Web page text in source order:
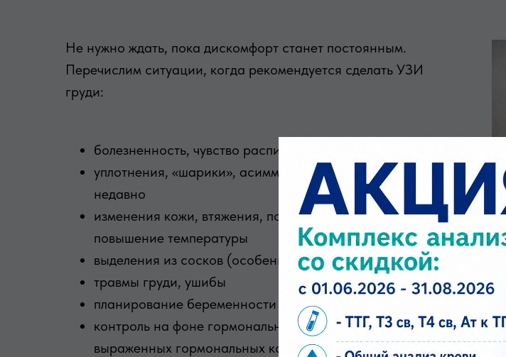
Не нужно ждать, пока дискомфорт станет постоянным.
Перечислим ситуации, когда рекомендуется сделать УЗИ
груди:
болезненность, чувство распирания, дискомфорт в груди
уплотнения, «шарики», асимметрия, которые появились
недавно
изменения кожи, втяжения, покраснение, локальное
повышение температуры
выделения из сосков (особенно односторонние)
травмы груди, ушибы
планирование беременности и период лактации
контроль на фоне гормональной терапии или при
выраженных гормональных колебаниях